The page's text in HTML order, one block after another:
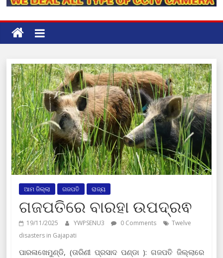
ଆମ ଜିଲ୍ଲା ଗଜପତି ରାଜ୍ୟ
ଗଜପତିରେ ବାରହା ଉପଦ୍ରଵ
19/11/2025 YWPSENU3 0 Comments
Twelve
disasters in Gajapati
ପାରଳାଖେମୁଣ୍ଡି, (ତାରିଣୀ ପ୍ରସାଦ ପଣ୍ଡା ): ଗଜପତି ଜିଲ୍ଲାରେ